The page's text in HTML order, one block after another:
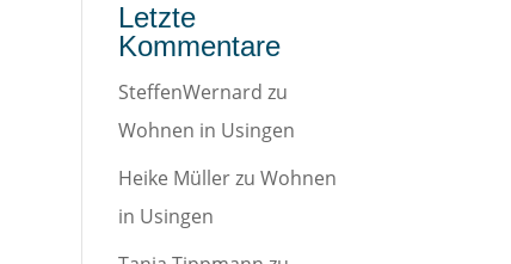
Letzte
Kommentare
SteffenWernard zu
Wohnen in Usingen
Heike MüllerzuWohnen
in Usingen